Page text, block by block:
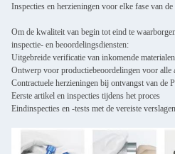
Inspecties en herzieningen voor elke fase van
Om de kwaliteit van begin tot eind te
inspectie- en beoordelingsdiensten:
Uitgebreide verificatie van inkomende materialen
Ontwerp voor productiebeoordelingen voor alle
Contractuele herzieningen bij ontvangst van de
Eerste artikel en inspecties tijdens het proces
Eindinspecties en -tests met de vereiste